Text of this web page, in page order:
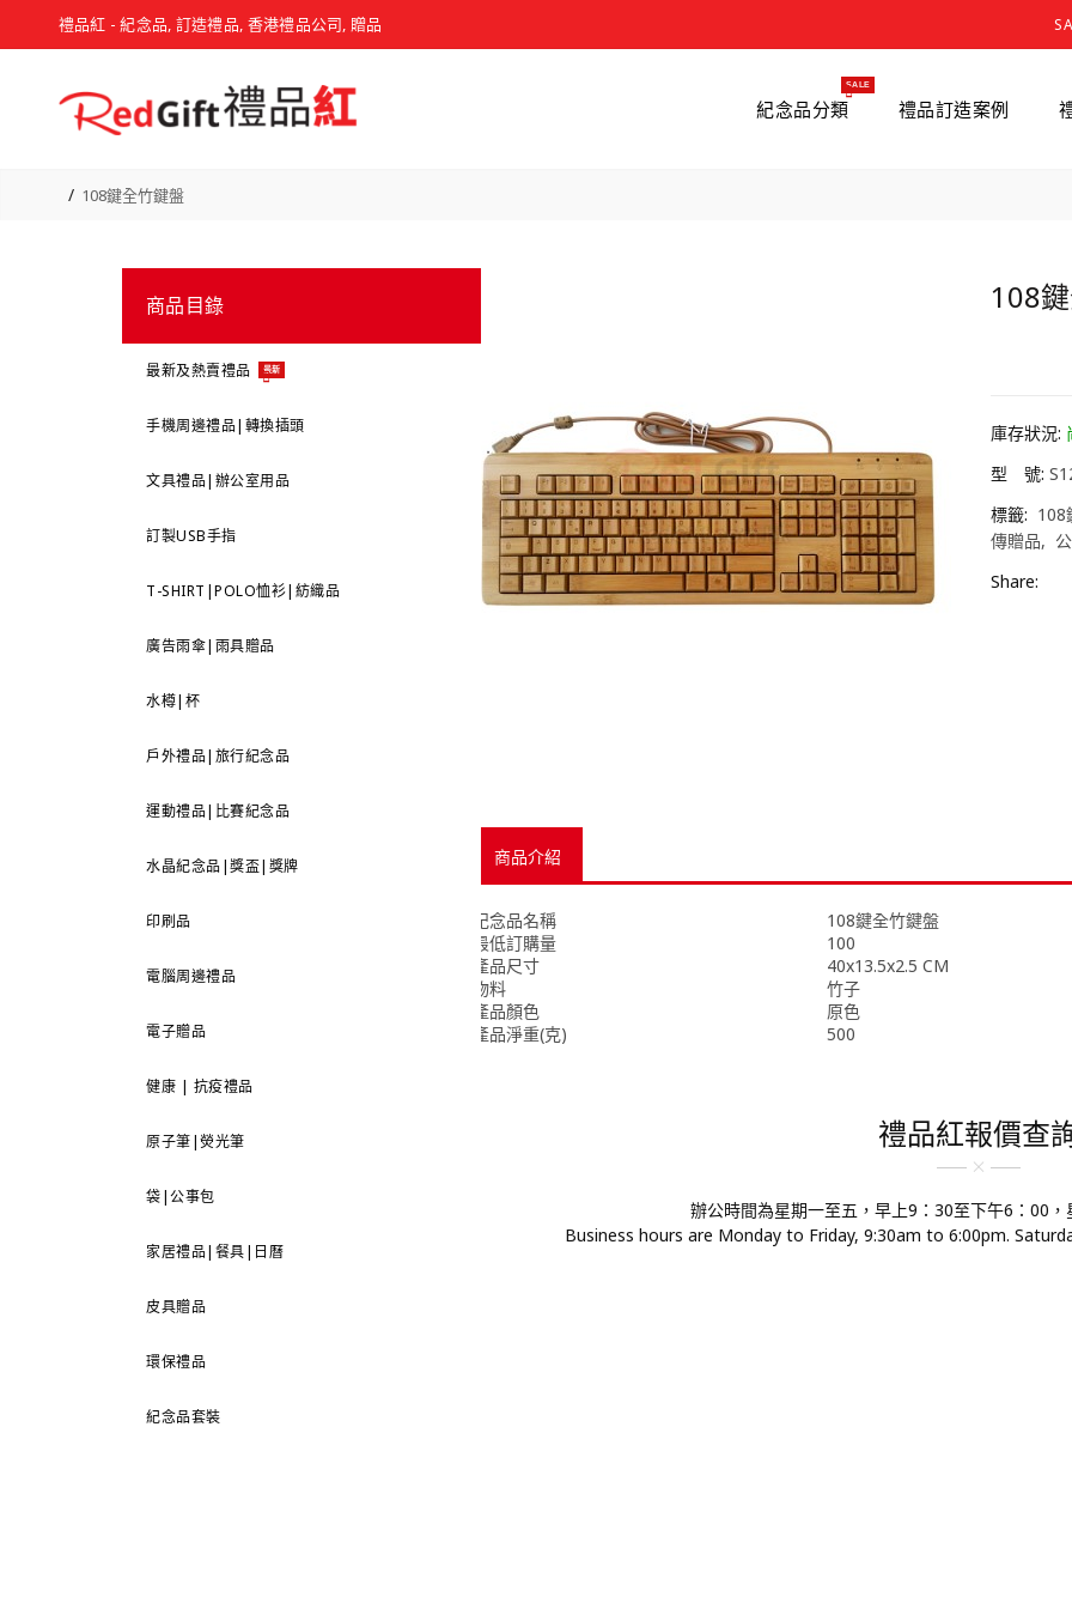
禮品紅 - 紀念品, 訂造禮品, 香港禮品公司, 贈品
紀念品分類
SALE
禮品訂造案例
108鍵全竹鍵盤
商品目錄
最新及熱賣禮品 最新
手機周邊禮品|轉換插頭
文具禮品|辦公室用品
訂製USB手指
T-SHIRT|POLO恤衫|紡織品
廣告雨傘|雨具贈品
水樽|杯
戶外禮品|旅行紀念品
運動禮品|比賽紀念品
水晶紀念品|獎盃|獎牌
印刷品
電腦周邊禮品
電子贈品
健康 | 抗疫禮品
原子筆|熒光筆
袋|公事包
家居禮品|餐具|日曆
皮具贈品
環保禮品
紀念品套裝
108
庫存狀況:
型 號:
標籤: 108
傳贈品
Share:
商品介紹
紀念品名稱
108鍵全竹鍵盤
最低訂購量
100
產品尺寸
40x13.5x2.5 CM
物料
竹子
產品顏色
原色
產品淨重(克)
500
禮品紅報價查
辦公時間為星期一至五，早上9：30至下午6：00，
Business hours are Monday to Friday, 9:30am to 6:00pm.